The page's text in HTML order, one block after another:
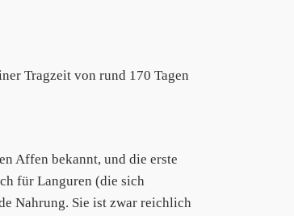
Tragzeit von rund 170 Tagen
Affen bekannt, und die erste
für Languren (die sich
Nahrung. Sie ist zwar reichlich